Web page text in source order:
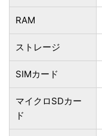
RAM
ストレージ
SIMカード
マイクロSDカー
ド